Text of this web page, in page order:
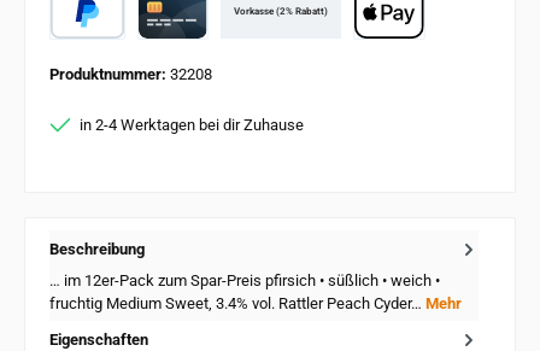
Vorkasse (2% Rabatt)
Produktnummer: 32208
in 2-4 Werktagen bei dir Zuhause
Beschreibung
… im 12er-Pack zum Spar-Preis pfirsich • süßlich • weich •
fruchtig Medium Sweet, 3.4% vol. Rattler Peach Cyder… Mehr
Eigenschaften